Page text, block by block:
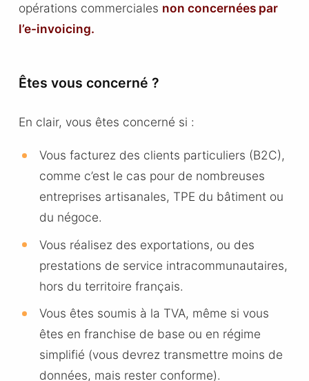
opérations commerciales non concernées par
l’e-invoicing.
Êtes vous concerné ?
En clair, vous êtes concerné si :
Vous facturez des clients particuliers (B2C),
comme c’est le cas pour de nombreuses
entreprises artisanales, TPE du bâtiment ou
du négoce.
Vous réalisez des exportations, ou des
prestations de service intracommunautaires,
hors du territoire français.
Vous êtes soumis à la TVA, même si vous
êtes en franchise de base ou en régime
simplifié (vous devrez transmettre moins de
données, mais rester conforme).